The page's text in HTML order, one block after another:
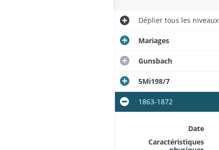
Dépliertous les niveaux
Mariages
Gunsbach
5Mi198/7
1863-1872
Date
Caractéristiques